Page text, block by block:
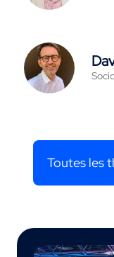
Toutes les